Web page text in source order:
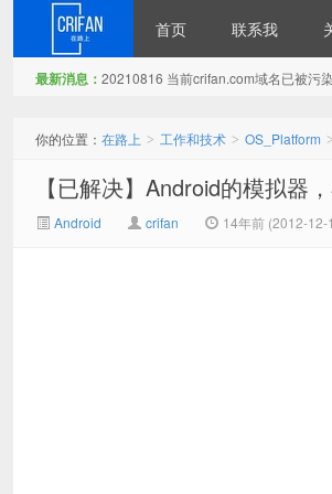
首页 联系我
最新消息： 20210816 当前crifan.com域名已被污
你的位置： 在路上 > 工作和技术 > OS_Platform >
【已解决】Android的模拟器
Android crifan 14年前 (2012-12-